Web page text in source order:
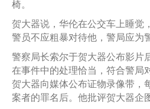
椅。
贺大器说，华伦在公交车上睡觉
警员不应粗暴对待他，警局应为
警察局长索尔于贺大器公布影片
在事件中的处理恰当，符合警局
贺大器向媒体公布证物录像带，
案者的罪名后。他批评贺大器企